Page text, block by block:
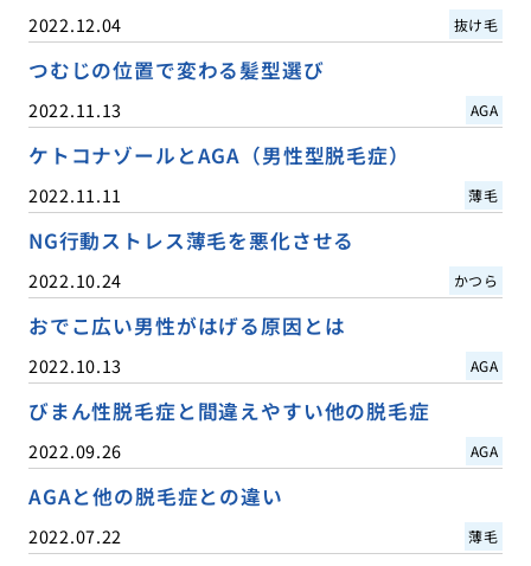
2022.12.04 抜け毛
つむじの位置で変わる髪型選び
2022.11.13 AGA
ケトコナゾールとAGA（男性型脱毛症）
2022.11.11 薄毛
NG行動ストレス薄毛を悪化させる
2022.10.24 かつら
おでこ広い男性がはげる原因とは
2022.10.13 AGA
びまん性脱毛症と間違えやすい他の脱毛症
2022.09.26 AGA
AGAと他の脱毛症との違い
2022.07.22 薄毛